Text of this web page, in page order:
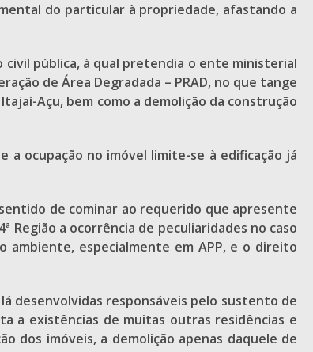
do particular à propriedade, afastando a
civil pública, à qual pretendia o ente ministerial
de Área Degradada – PRAD, no que tange
Açu, bem como a demolição da construção
ocupação no imóvel limite-se à edificação já
de cominar ao requerido que apresente
a ocorrência de peculiaridades no caso
especialmente em APP, e o direito
desenvolvidas responsáveis pelo sustento de
a existências de muitas outras residências e
dos imóveis, a demolição apenas daquele de